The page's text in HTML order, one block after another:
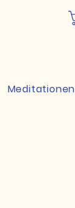
Meditationen